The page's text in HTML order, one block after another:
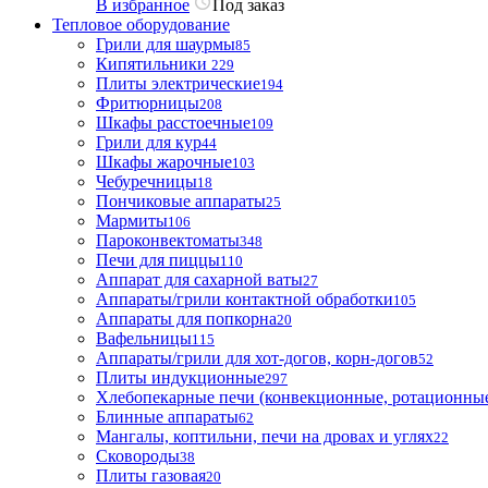
В избранное
Под заказ
Тепловое оборудование
Грили для шаурмы85
Кипятильники 229
Плиты электрические194
Фритюрницы208
Шкафы расстоечные109
Грили для кур44
Шкафы жарочные103
Чебуречницы18
Пончиковые аппараты25
Мармиты106
Пароконвектоматы348
Печи для пиццы110
Аппарат для сахарной ваты27
Аппараты/грили контактной обработки105
Аппараты для попкорна20
Вафельницы115
Аппараты/грили для хот-догов, корн-догов52
Плиты индукционные297
Хлебопекарные печи (конвекционные,
Блинные аппараты62
Мангалы, коптильни, печи на дровах и углях22
Сковороды38
Плиты газовая20